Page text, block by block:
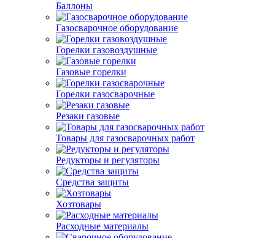
Баллоны
Газосварочное оборудование
Горелки газовоздушные
Газовые горелки
Горелки газосварочные
Резаки газовые
Товары для газосварочных работ
Редукторы и регуляторы
Средства защиты
Хозтовары
Расходные материалы